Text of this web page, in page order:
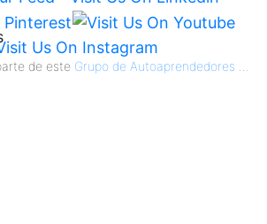
de este Grupo de Autoaprendedores ...